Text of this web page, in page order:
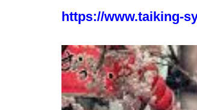
https://www.taiking-